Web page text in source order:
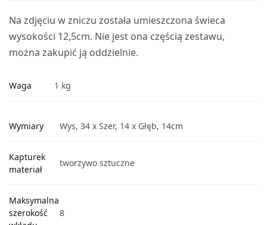
Na zdjęciu w zniczu została umieszczona świeca
wysokości 12,5cm. Nie jest ona częścią zestawu,
można zakupić ją oddzielnie.
Waga 1 kg
Wymiary Wys, 34 x Szer, 14 x Głęb, 14cm
Kapturek
materiał
tworzywo sztuczne
Maksymalna
szerokość
8